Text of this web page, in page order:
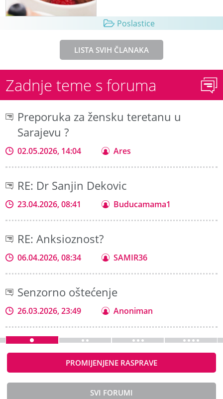
Poslastice
LISTA SVIH ČLANAKA
Zadnje teme s foruma
Preporuka za žensku teretanu u
Sarajevu ?
02.05.2026, 14:04 Ares
RE: Dr Sanjin Dekovic
23.04.2026, 08:41 Buducamama1
RE: Anksioznost?
06.04.2026, 08:34 SAMIR36
Senzorno oštećenje
26.03.2026, 23:49 Anoniman
PROMIJENJENE RASPRAVE
SVI FORUMI